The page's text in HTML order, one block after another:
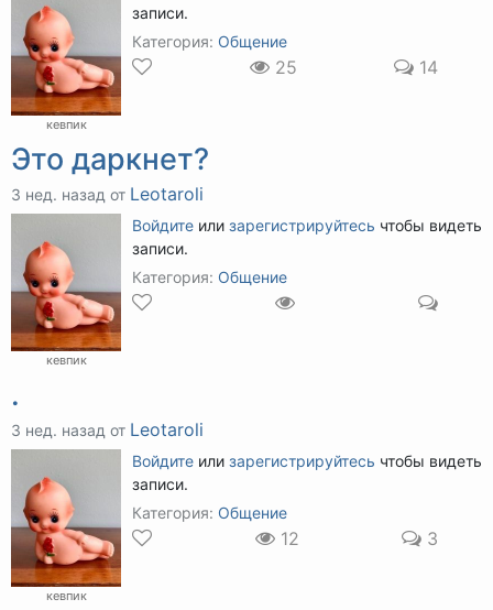
кевпик
записи.
Категория: Общение
25 14
Это даркнет?
3 нед. назад от Leotaroli
кевпик
Войдите или зарегистрируйтесь чтобы видеть
записи.
Категория: Общение
.
3 нед. назад от Leotaroli
кевпик
Войдите или зарегистрируйтесь чтобы видеть
записи.
Категория: Общение
12 3